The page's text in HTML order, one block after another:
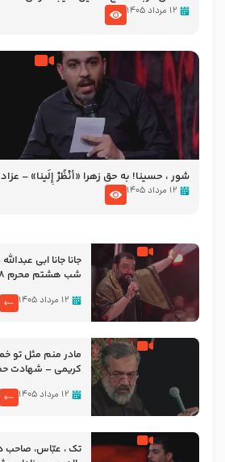
۱۲ مرداد ۱۴۰۵
شور ، حسینا! به‌ حق زهرا «أُنْظُرْ إِلَینا» –
محرّم 1405
۱۲ مرداد ۱۴۰۵
جانا جانا ابی
۱۲ مرداد ۱۴۰۵
مادر منم مثل تو
کریمی – شهادت
۱۲ مرداد ۱۴۰۵
تک ، عبّاس،